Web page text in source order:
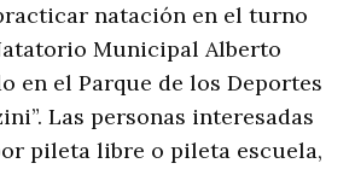
natación en el turno
Municipal Alberto
en el Parque de los Deportes
Las personas interesadas
pileta libre o pileta escuela,